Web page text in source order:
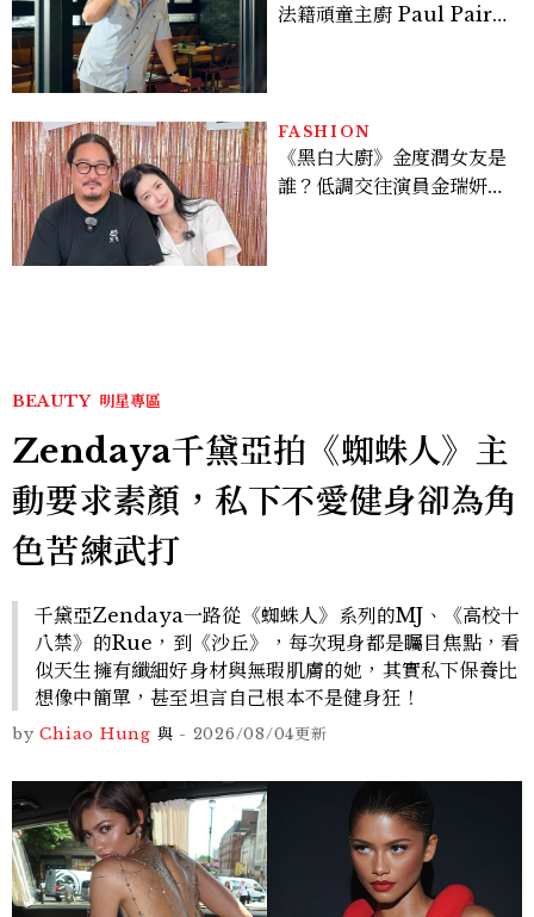
法籍頑童主廚 Paul Pairet
FASHION
《黑白大廚》金度潤女友是
誰？低調交往演員金瑞妍、
BEAUTY 明星專區
Zendaya千黛亞拍《蜘蛛人》主
動要求素顏，私下不愛健身卻為角
色苦練武打
千黛亞Zendaya一路從《蜘蛛人》系列的MJ、《高校十
八禁》的Rue，到《沙丘》，每次現身都是矚目焦點，看
似天生擁有纖細好身材與無瑕肌膚的她，其實私下保養比
想像中簡單，甚至坦言自己根本不是健身狂！
by Chiao Hung 與 - 2026/08/04更新